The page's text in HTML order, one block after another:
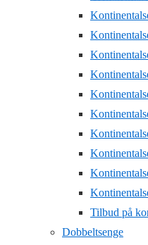
Tilbud på
Dobbeltsenge